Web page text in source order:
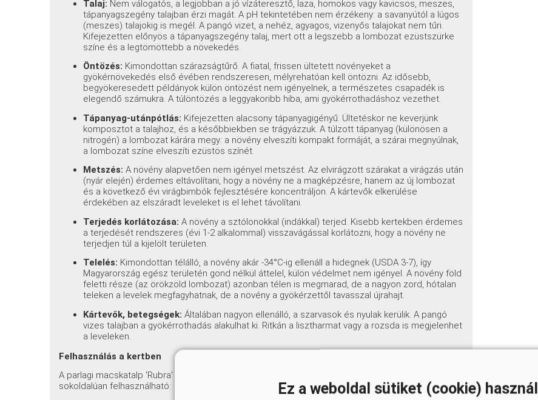
Talaj: Nem válogatós, a legjobban a jó vízáteresztő, laza, homokos vagy kavicsos, meszes,
tápanyagszegény talajban érzi magát. A pH tekintetében nem érzékeny: a savanyútól a lúgos
(meszes) talajokig is megél. A pangó vizet, a nehéz, agyagos, vizenyős talajokat nem tűri.
Kifejezetten előnyös a tápanyagszegény talaj, mert ott a legszebb a lombozat ezüstszürke
színe és a legtömöttebb a növekedés.
Öntözés: Kimondottan szárazságtűrő. A fiatal, frissen ültetett növényeket a
gyökérnövekedés első évében rendszeresen, mélyrehatóan kell öntözni. Az idősebb,
begyökeresedett példányok külön öntözést nem igényelnek, a természetes csapadék is
elegendő számukra. A túlöntözés a leggyakoribb hiba, ami gyökérrothadáshoz vezethet.
Tápanyag-utánpótlás: Kifejezetten alacsony tápanyagigényű. Ültetéskor ne keverjünk
komposztot a talajhoz, és a későbbiekben se trágyázzuk. A túlzott tápanyag (különösen a
nitrogén) a lombozat kárára megy: a növény elveszíti kompakt formáját, a szárai megnyúlnak,
a lombozat színe elveszíti ezüstös színét.
Metszés: A növény alapvetően nem igényel metszést. Az elvirágzott szárakat a virágzás után
(nyár elején) érdemes eltávolítani, hogy a növény ne a magképzésre, hanem az új lombozat
és a következő évi virágbimbók fejlesztésére koncentráljon. A kártevők elkerülése
érdekében az elszáradt leveleket is el lehet távolítani.
Terjedés korlátozása: A növény a sztólonokkal (indákkal) terjed. Kisebb kertekben érdemes
a terjedését rendszeres (évi 1-2 alkalommal) visszavágással korlátozni, hogy a növény ne
terjedjen túl a kijelölt területen.
Telelés: Kimondottan télálló, a növény akár -34°C-ig ellenáll a hidegnek (USDA 3-7), így
Magyarország egész területén gond nélkül áttelel, külön védelmet nem igényel. A növény föld
feletti része (az örökzöld lombozat) azonban télen is megmarad, de a nagyon zord, hótalan
teleken a levelek megfagyhatnak, de a növény a gyökérzettől tavasszal újrahajt.
Kártevők, betegségek: Általában nagyon ellenálló, a szarvasok és nyulak kerülik. A pangó
vizes talajban a gyökérrothadás alakulhat ki. Ritkán a lisztharmat vagy a rozsda is megjelenhet
a leveleken.
Felhasználás a kertben
A parlagi macskatalp 'Rubra' a méretének, színének és igénytelenségének köszönhetően rendkívül
sokoldalúan felhasználható:
Ez a weboldal sütiket (cookie) használ